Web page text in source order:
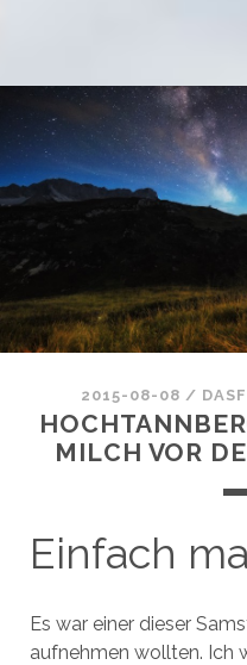
2015-08-08 /
MILCH VOR
Einfach
Es war einer dieser
aufnehmen wollten. Ich